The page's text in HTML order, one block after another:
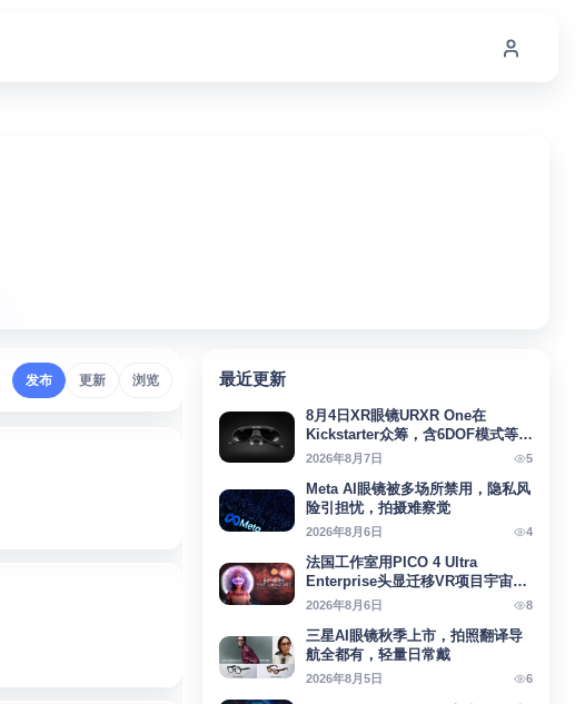
# XR # Micro-OLED # Meta # AI助手
发布 更新 浏览 最近更新
8月4日XR眼镜URXR One在
Kickstarter众筹，含6DOF模式等亮
点
2026年8月7日 5
Meta AI眼镜被多场所禁用，隐私风
险引担忧，拍摄难察觉
2026年8月6日 4
法国工作室用PICO 4 Ultra
Enterprise头显迁移VR项目宇宙回
响
2026年8月6日 8
三星AI眼镜秋季上市，拍照翻译导
航全都有，轻量日常戴
2026年8月5日 6